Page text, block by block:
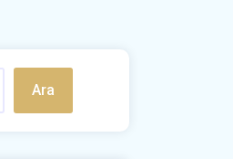
Ara